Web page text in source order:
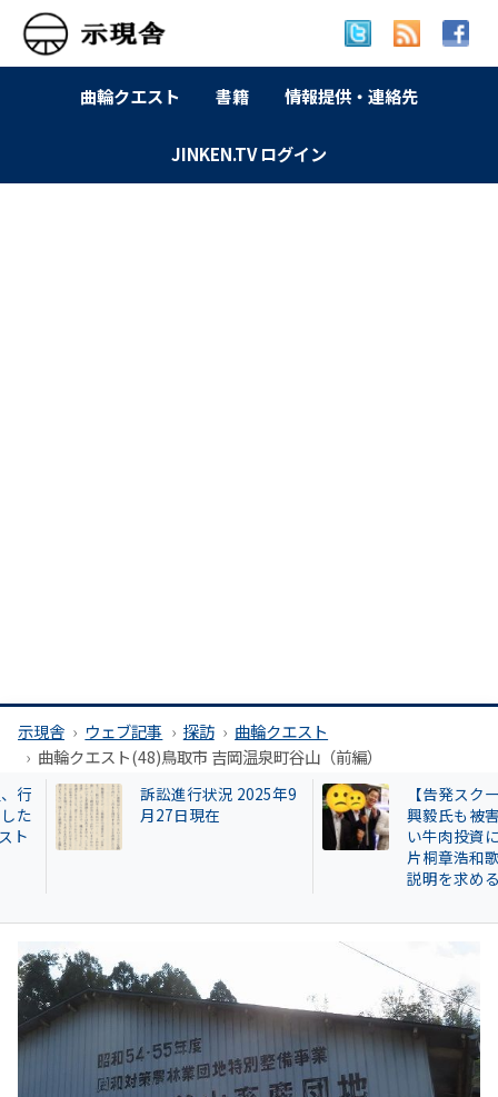
曲輪クエスト 書籍 情報提供・連絡先
JINKEN.TV ログイン
示現舎 ウェブ記事 探訪
曲輪クエスト
曲輪クエスト(48)鳥取市 吉岡温泉町谷山（前編）
訴訟進行状況 2025年9
月27日現在
【告発スクープ】
興毅氏も被害者?
い牛肉投資に関与
片桐章浩和歌山県
説明を求める!